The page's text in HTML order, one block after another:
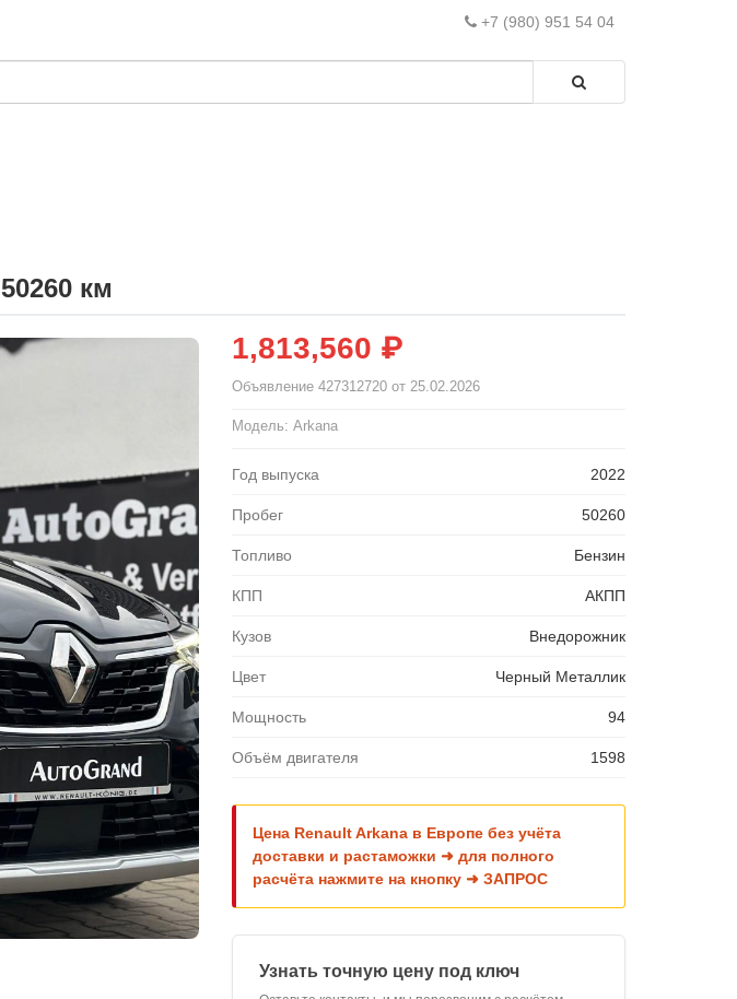
+7 (980) 951 54 04
км
1,813,560 ₽
Объявление 427312720 от 25.02.2026
Модель: Arkana
Год выпуска 2022
Пробег 50260
Топливо Бензин
КПП АКПП
Кузов Внедорожник
Цвет Черный Металлик
Мощность 94
Объём двигателя 1598
Цена Renault Arkana в Европе без учёта
доставки и растаможки ➜ для полного
расчёта нажмите на кнопку ➜ ЗАПРОС
Узнать точную цену под ключ